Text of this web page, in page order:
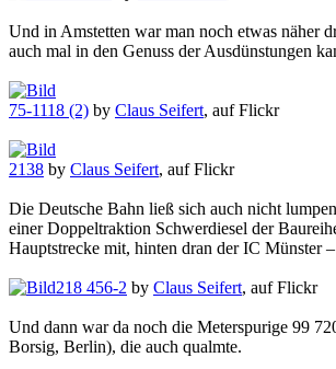
Und in Amstetten war man noch etwas näher
auch mal in den Genuss der Ausdünstungen
75-1118 (2) by Claus Seifert, auf Flickr
2138 by Claus Seifert, auf Flickr
Die Deutsche Bahn ließ sich auch nicht
einer Doppeltraktion Schwerdiesel der
Hauptstrecke mit, hinten dran der IC Münster
218 456-2 by Claus Seifert, auf Flickr
Und dann war da noch die Meterspurige 99
Borsig, Berlin), die auch qualmte.